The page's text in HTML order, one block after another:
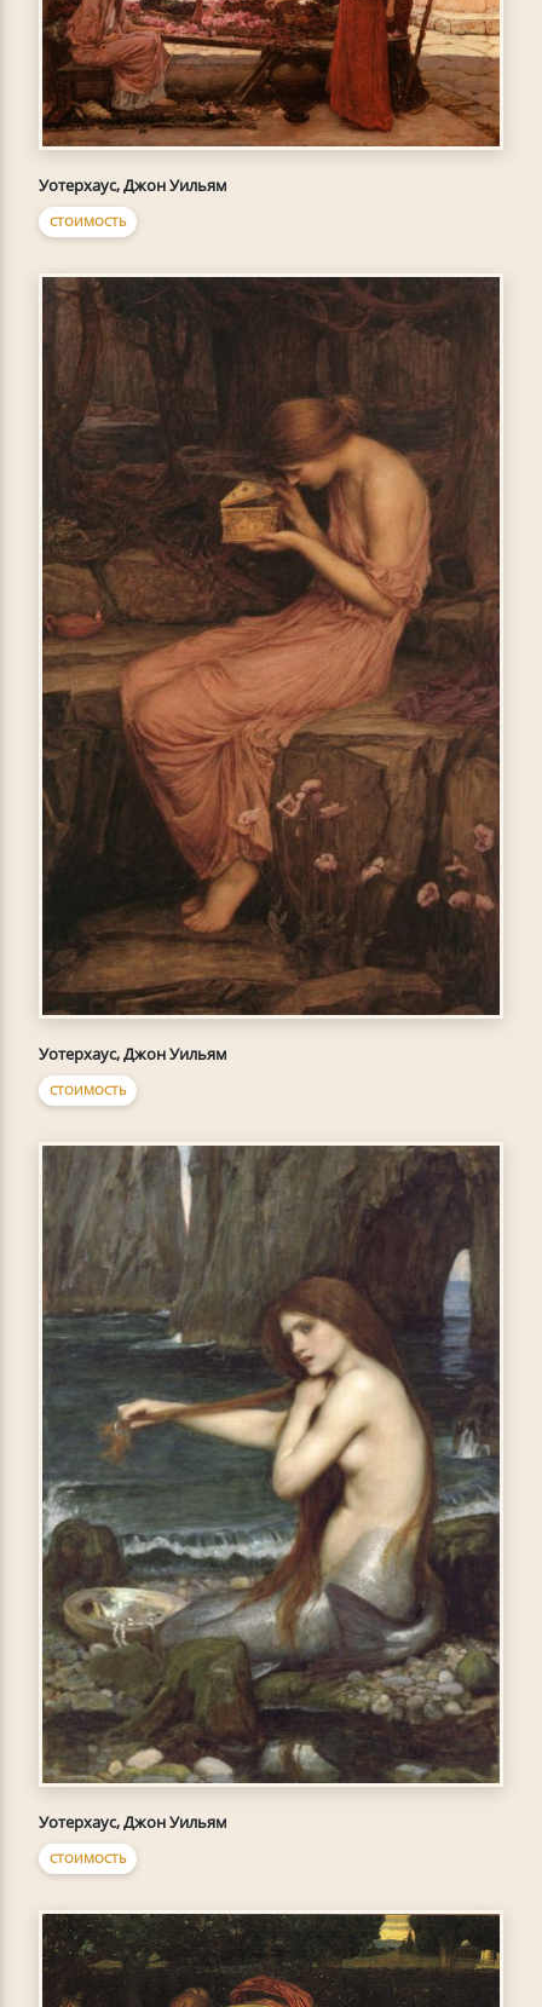
Уотерхаус, Джон Уильям
СТОИМОСТЬ
Уотерхаус, Джон Уильям
СТОИМОСТЬ
Уотерхаус, Джон Уильям
СТОИМОСТЬ